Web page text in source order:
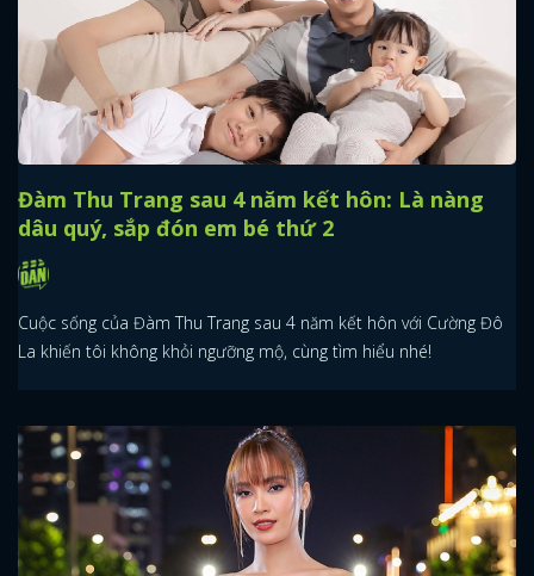
Đàm Thu Trang sau 4 năm kết hôn: Là nàng
dâu quý, sắp đón em bé thứ 2
Cuộc sống của Đàm Thu Trang sau 4 năm kết hôn với Cường Đô
La khiến tôi không khỏi ngưỡng mộ, cùng tìm hiểu nhé!